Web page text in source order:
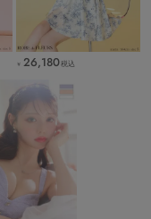
￥ 26,180税込